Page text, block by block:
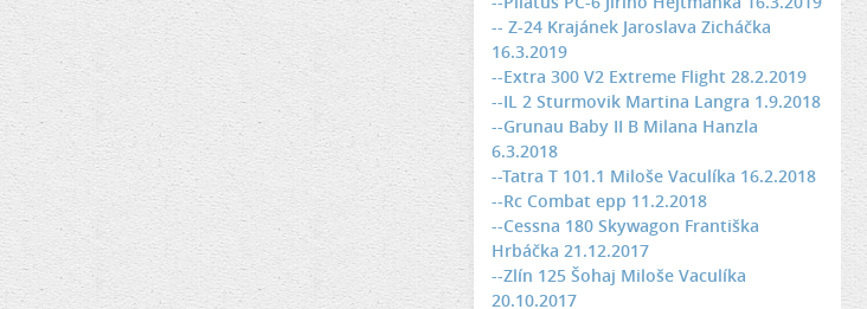
-- Z-24 Krajánek Jaroslava Zicháčka
16.3.2019
--Extra 300 V2 Extreme Flight 28.2.2019
--IL 2 Sturmovik Martina Langra 1.9.2018
--Grunau Baby II B Milana Hanzla
6.3.2018
--Tatra T 101.1 Miloše Vaculíka 16.2.2018
--Rc Combat epp 11.2.2018
--Cessna 180 Skywagon Františka
Hrbáčka 21.12.2017
--Zlín 125 Šohaj Miloše Vaculíka
20.10.2017